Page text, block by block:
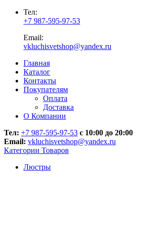
Тел:
+7 987-595-97-53
Email:
vkluchisvetshop@yandex.ru
Главная
Каталог
Контакты
Покупателям
Оплата
Доставка
О Компании
Тел: +7 987-595-97-53 с 10:00 до 20:00
Email: vkluchisvetshop@yandex.ru
Категории Товаров
Люстры